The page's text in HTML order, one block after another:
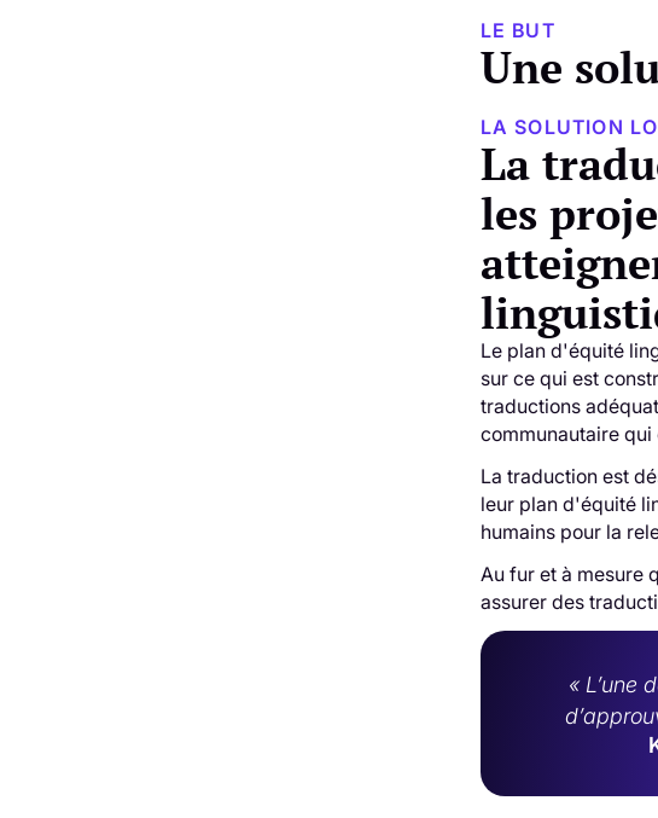
LE BUT
Une
LA SOLUTION
La
les
Le plan d'équité
sur ce qui est
traductions
communautaire
La traduction est
leur plan d'équité
humains pour la
Au fur et à mesure
assurer des
« L’une